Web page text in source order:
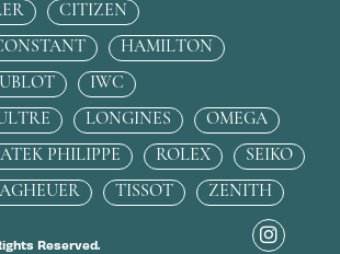
CITIZEN
HAMILTON
IWC
LONGINES OMEGA
PHILIPPE ROLEX SEIKO
TISSOT ZENITH
Reserved.